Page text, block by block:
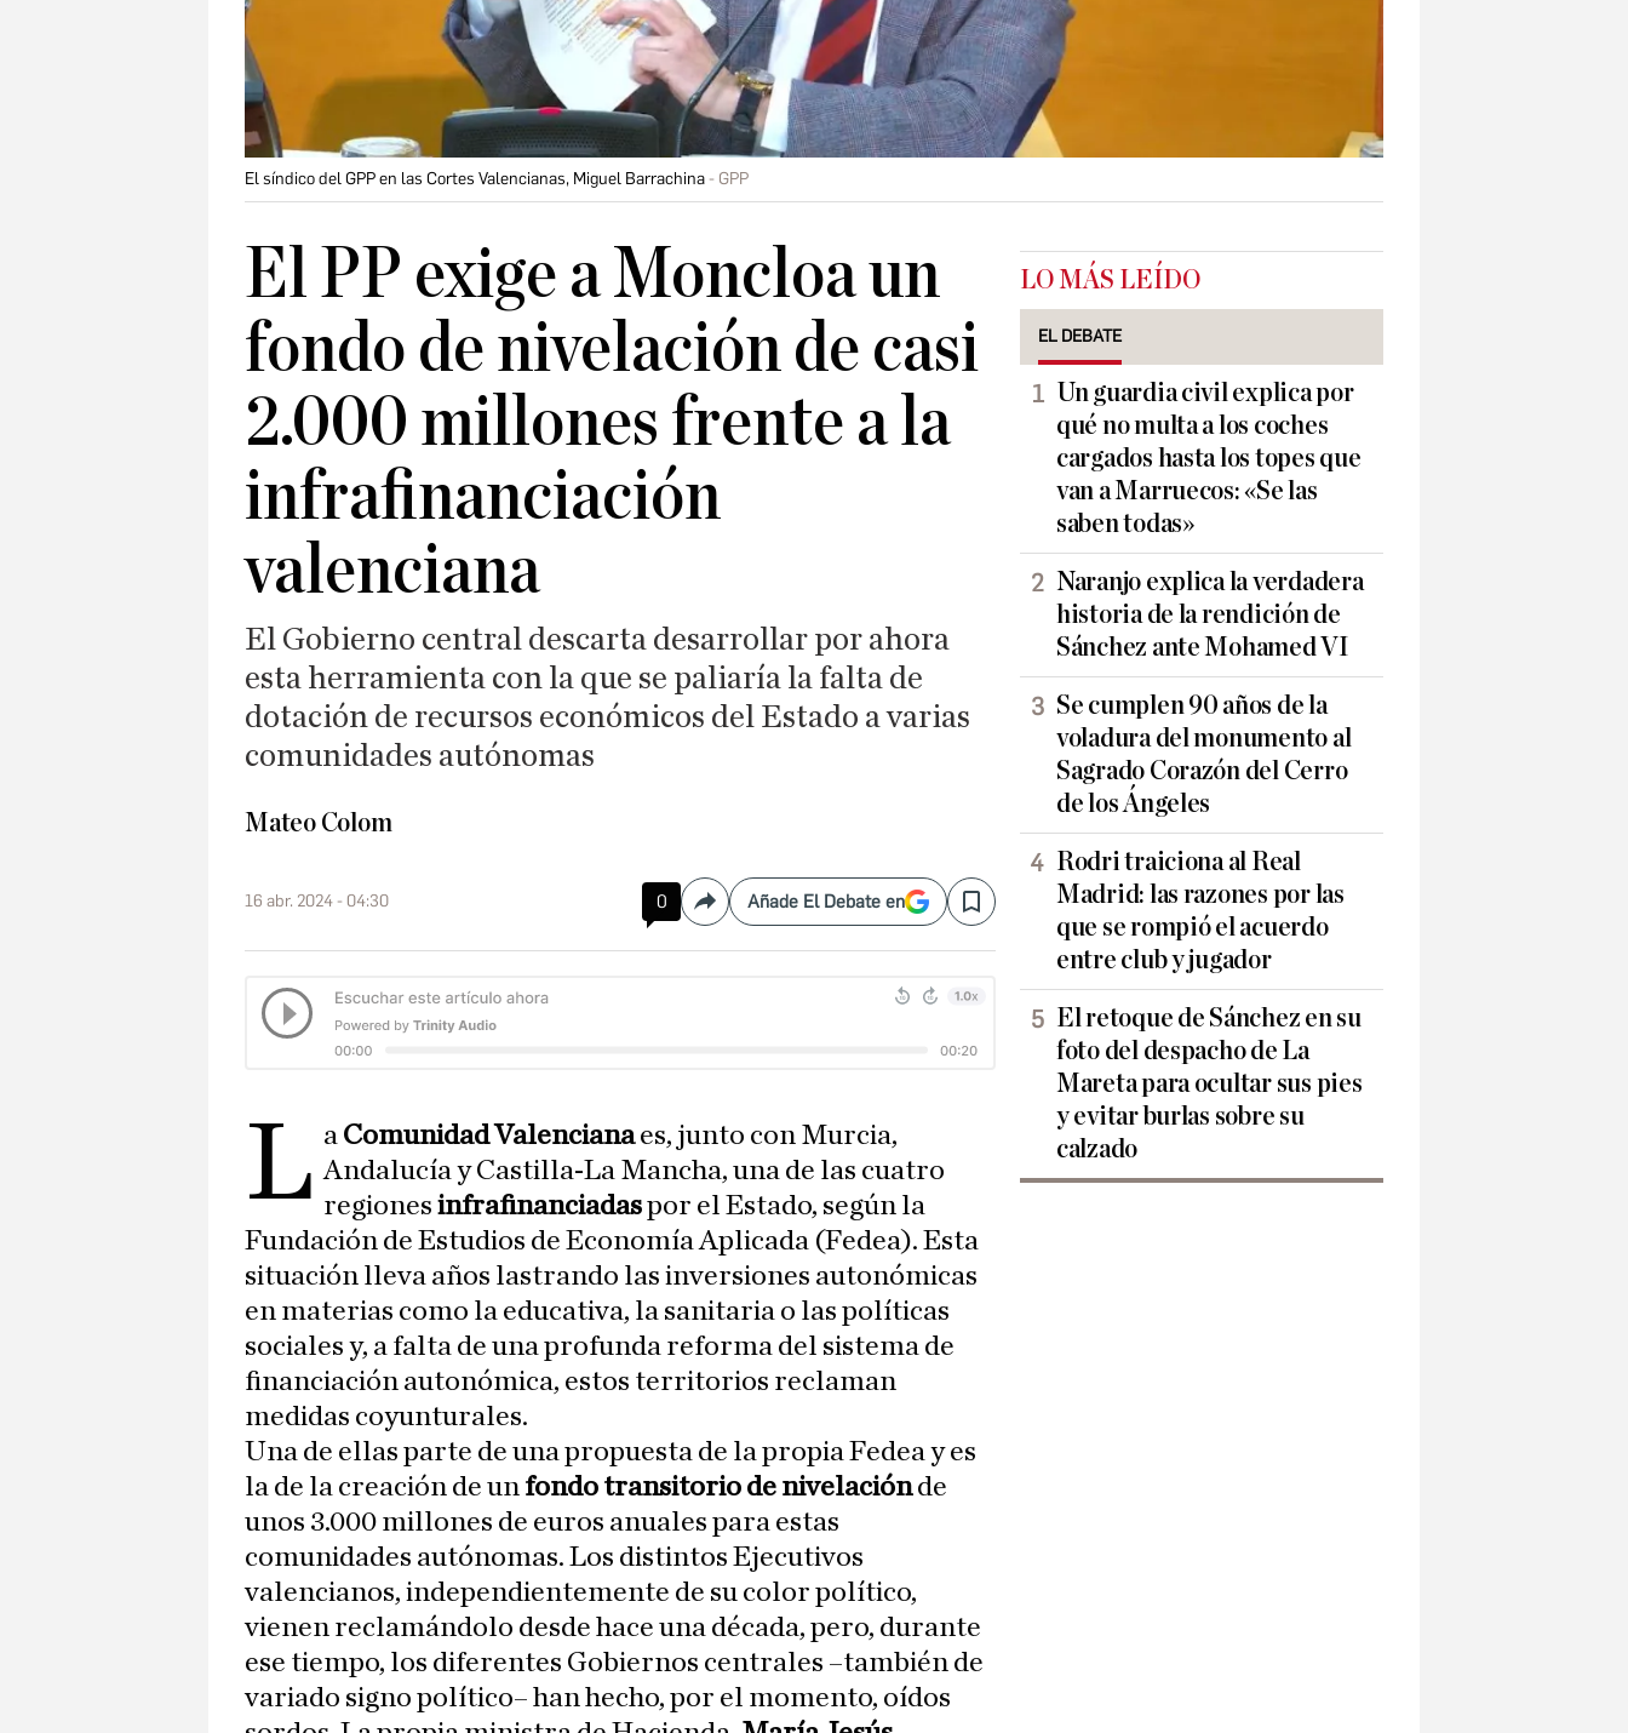
El síndico del GPP en las Cortes Valencianas, Miguel Barrachina GPP
El PP exige a Moncloa un
fondo de nivelación de casi
2.000 millones frente a la
infrafinanciación
valenciana
El Gobierno central descarta desarrollar por ahora
esta herramienta con la que se paliaría la falta de
dotación de recursos económicos del Estado a varias
comunidades autónomas
Mateo Colom
16 abr. 2024 - 04:30 0 CompartirAñade El Debate en Save
L a Comunidad Valencianaes, junto con Murcia,
Andalucía y Castilla-La Mancha, una de las cuatro
regionesinfrafinanciadaspor el Estado, según la
Fundación de Estudios de Economía Aplicada (Fedea). Esta
situación lleva años lastrando las inversiones autonómicas
en materias como la educativa, la sanitaria o las políticas
sociales y, a falta de una profunda reforma del sistema de
financiación autonómica, estos territorios reclaman
medidas coyunturales.
Una de ellas parte de una propuesta de la propia Fedea y es
la de la creación de un fondo transitorio de nivelaciónde
unos 3.000 millones de euros anuales para estas
comunidades autónomas. Los distintos Ejecutivos
valencianos, independientemente de su color político,
vienen reclamándolo desde hace una década, pero, durante
ese tiempo, los diferentes Gobiernos centrales –también de
variado signo político– han hecho, por el momento, oídos
LO MÁS LEÍDO
EL DEBATE
Un guardia civil explica por
qué no multa a los coches
cargados hasta los topes que
van a Marruecos: «Se las
saben todas»
Naranjo explica la verdadera
historia de la rendición de
Sánchez ante Mohamed VI
Se cumplen 90 años de la
voladura del monumento al
Sagrado Corazón del Cerro
de los Ángeles
Rodri traiciona al Real
Madrid: las razones por las
que se rompió el acuerdo
entre club y jugador
El retoque de Sánchez en su
foto del despacho de La
Mareta para ocultar sus pies
y evitar burlas sobre su
calzado